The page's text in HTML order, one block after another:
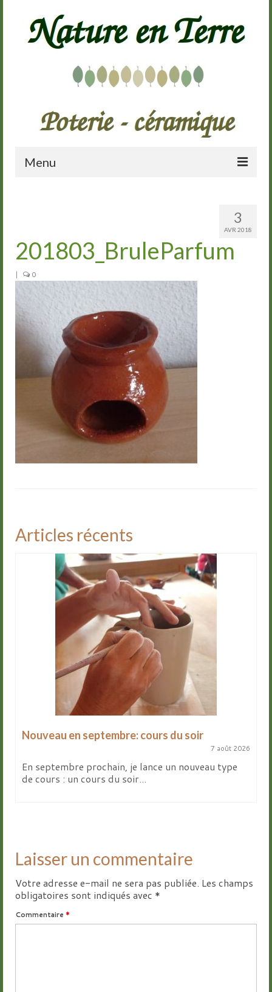
Menu
Galerie
Cours de poterie
Groupes
Livre d’or
Contact
3
AVR 2018
201803_BruleParfum
| 0
Articles récents
Nouveau en septembre: cours du soir
7 août 2026
En septembre prochain, je lance un nouveau type
de cours : un cours du soir...
Laisser un commentaire
Votre adresse e-mail ne sera pas publiée. Les champs
obligatoires sont indiqués avec *
Commentaire *